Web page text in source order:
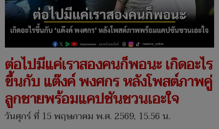
ต่อไปมีแค่เราสองคนก็พอนะ เกิดอะไร
ขึ้นกับ แต๊งค์ พงศกร หลังโพสต์ภาพคู่
ลูกชายพร้อมแคปชันชวนเอะใจ
วันศุกร์ ที่ 15 พฤษภาคม พ.ศ. 2569, 15.56 น.